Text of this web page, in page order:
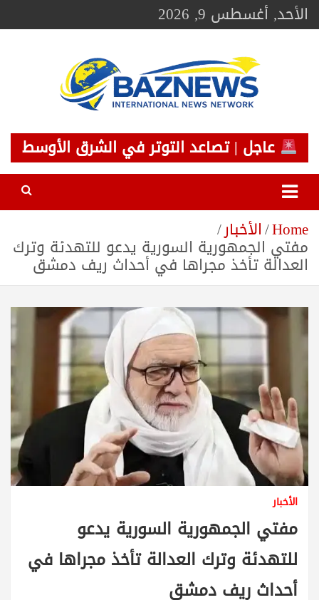
Skip
toالأحد, أغسطس 9, 2026
BAZNEWS
شبكة باز الإخبارية
عاجل | تصاعد التوتر في الشرق الأوسط
Home الأخبار
مفتي الجمهورية السورية يدعو للتهدئة وترك
العدالة تأخذ مجراها في أحداث ريف دمشق
الأخبار
مفتي الجمهورية السورية يدعو
للتهدئة وترك العدالة تأخذ مجراها في
أحداث ريف دمشق